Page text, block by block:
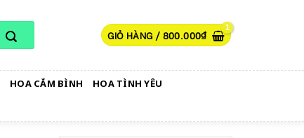
GIỎ HÀNG / 800.000₫
HOA CẮM BÌNH
HOA TÌNH YÊU